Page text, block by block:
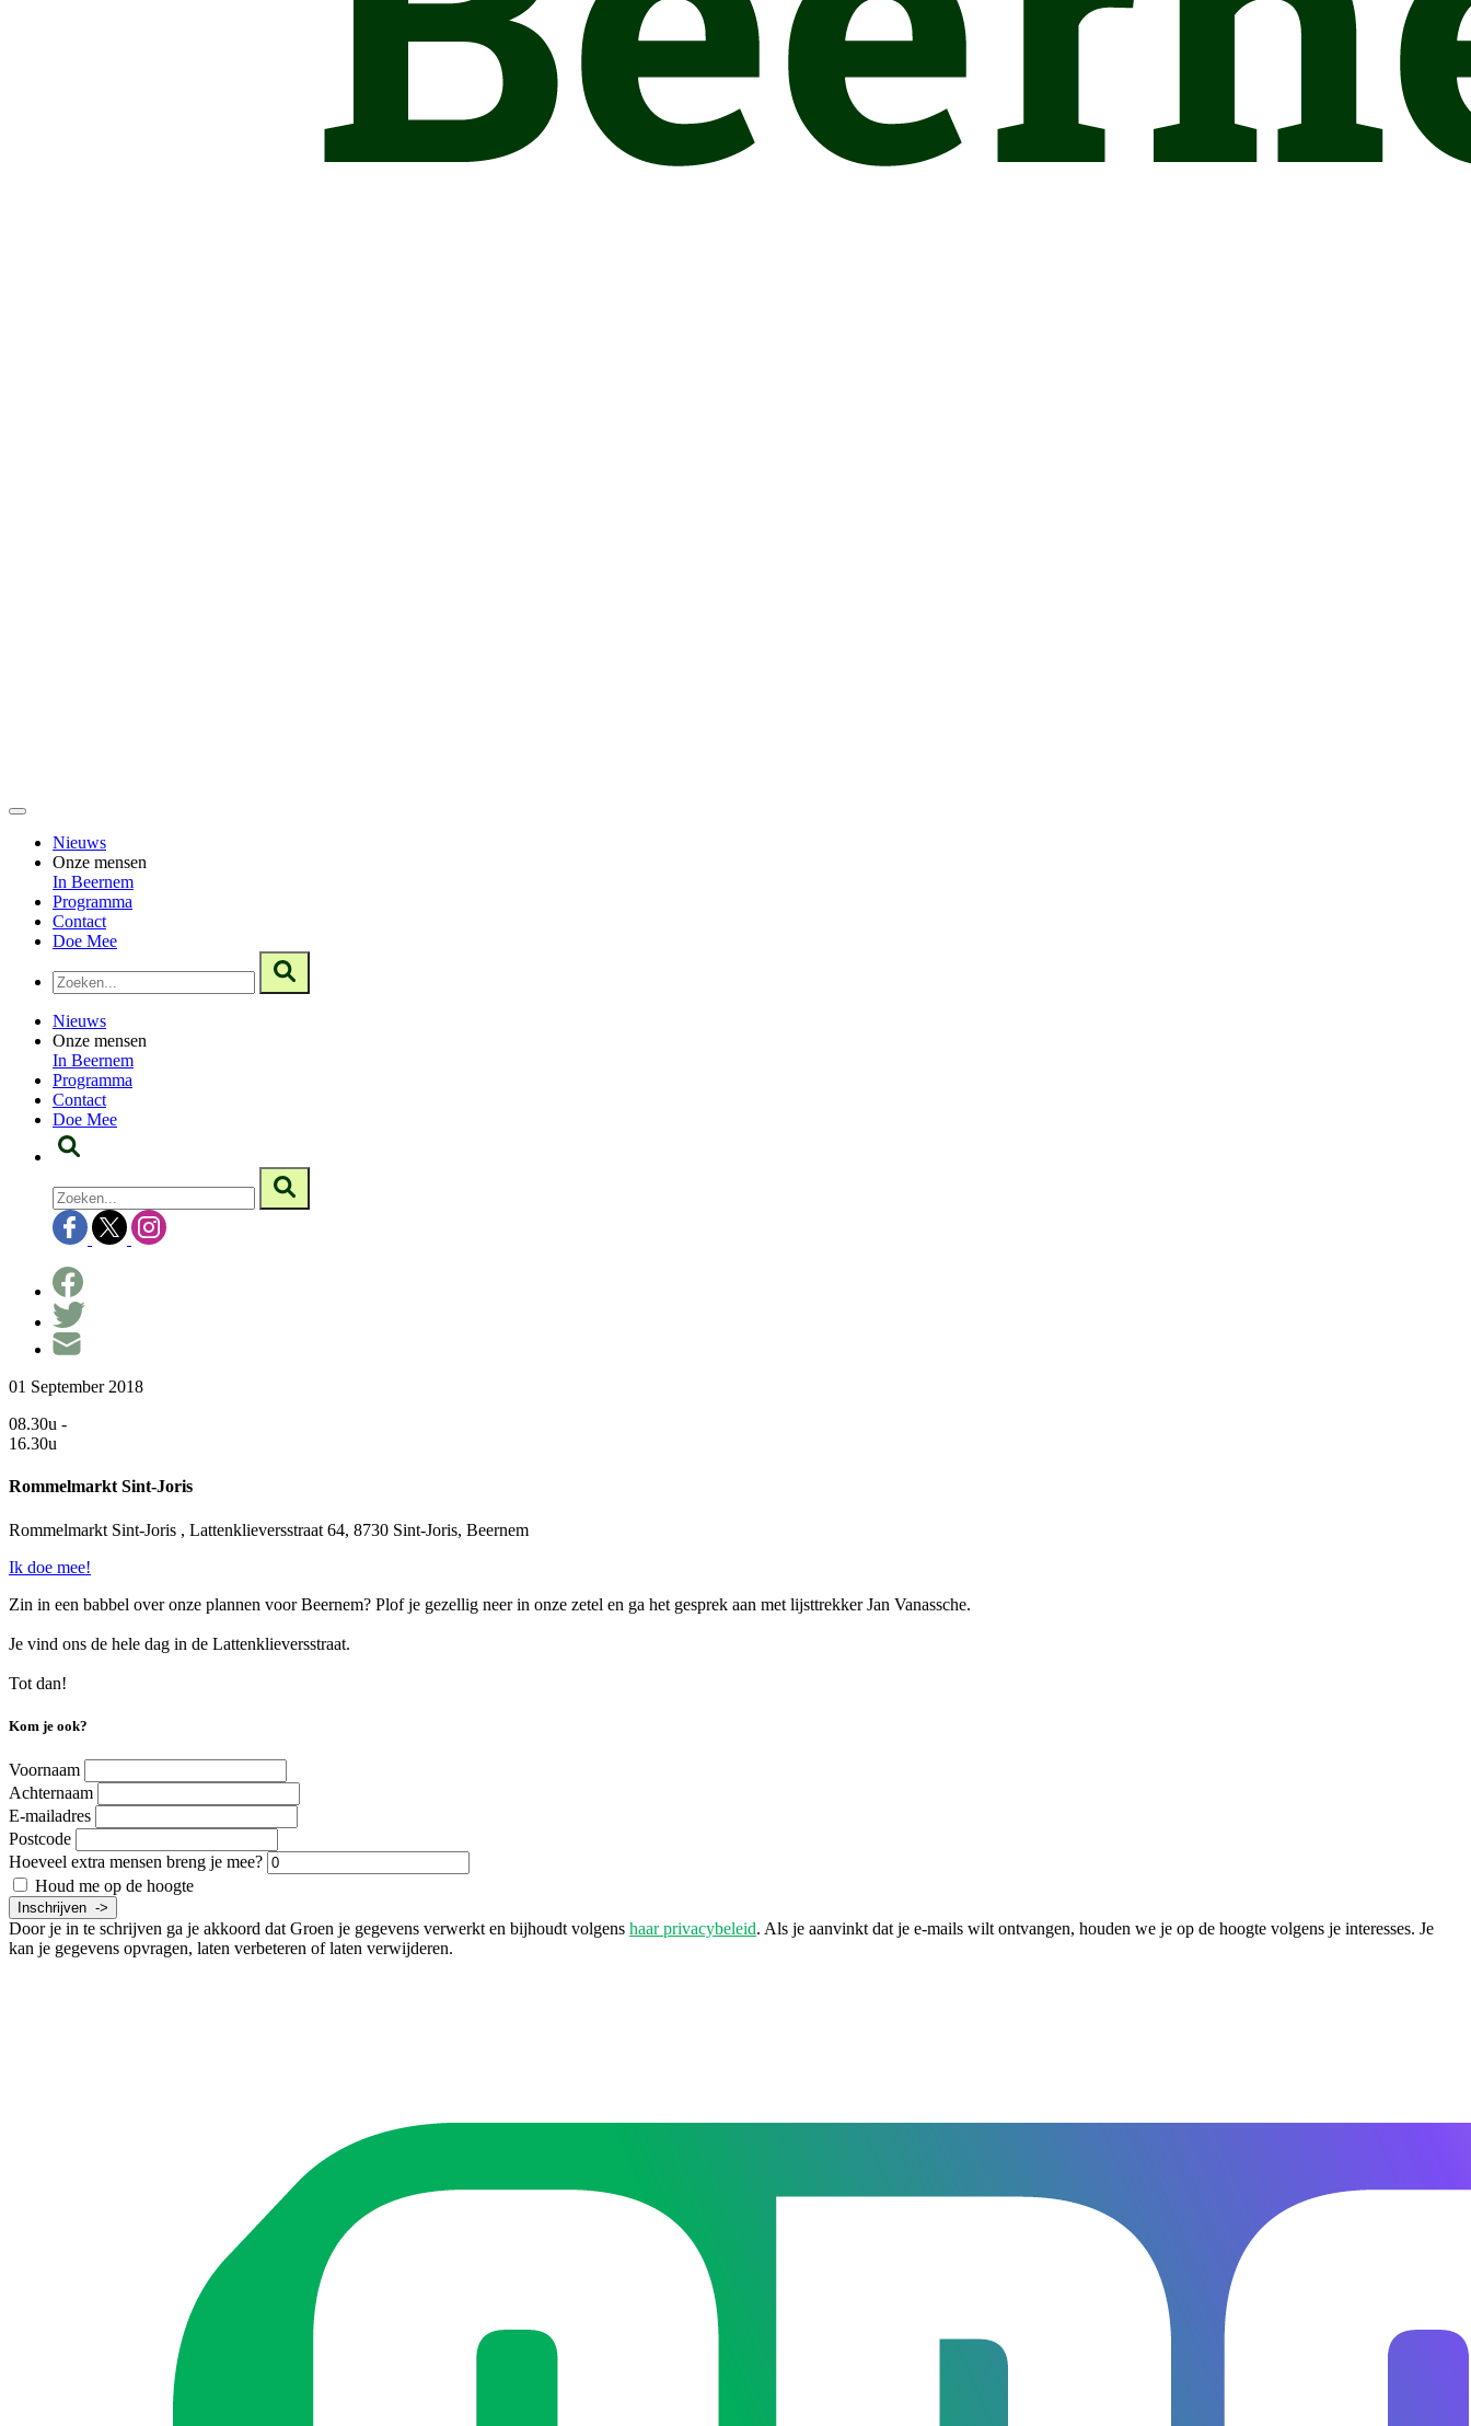
Nieuws
Onze mensen
In Beernem
Programma
Contact
Doe Mee
Nieuws
Onze mensen
In Beernem
Programma
Contact
Doe Mee
01 September 2018
08.30u -
16.30u
Rommelmarkt Sint-Joris
Rommelmarkt Sint-Joris , Lattenklieversstraat 64, 8730 Sint-Joris, Beernem
Ik doe mee!
Zin in een babbel over onze plannen voor Beernem? Plof je gezellig neer in onze zetel en ga het gesprek aan met lijsttrekker Jan Vanassche.
Je vind ons de hele dag in de Lattenklieversstraat.
Tot dan!
Kom je ook?
Voornaam
Achternaam
E-mailadres
Postcode
Hoeveel extra mensen breng je mee?
Houd me op de hoogte
Door je in te schrijven ga je akkoord dat Groen je gegevens verwerkt en bijhoudt volgens haar privacybeleid. Als je aanvinkt dat je e-mails wilt ontvangen, houden we je op de hoogte volgens je interesses. Je
kan je gegevens opvragen, laten verbeteren of laten verwijderen.